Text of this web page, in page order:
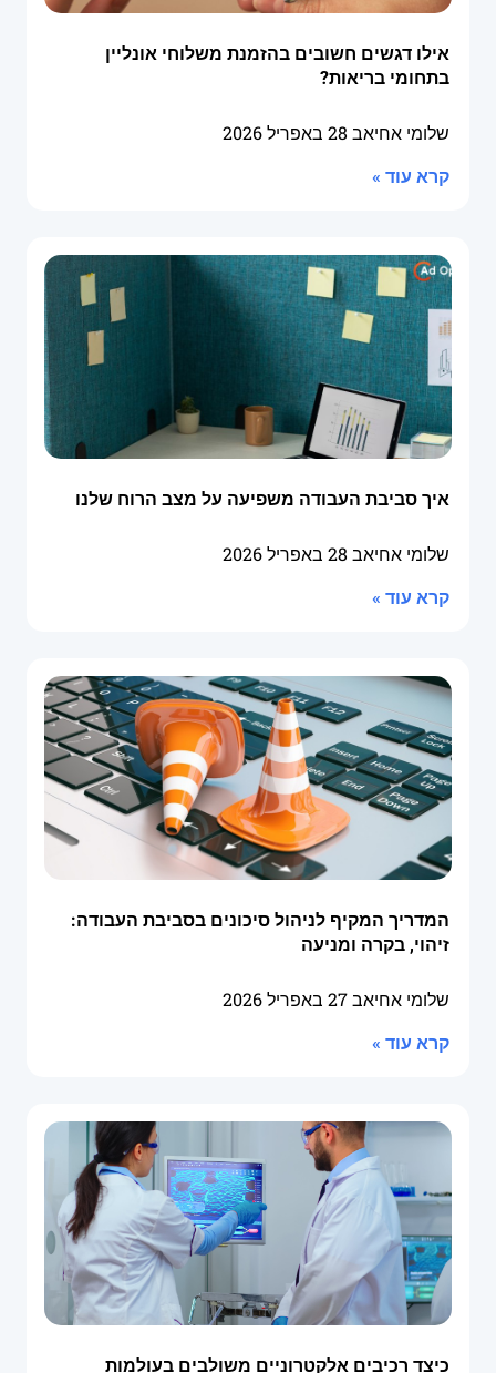
אילו דגשים חשובים בהזמנת משלוחי אונליין
בתחומי בריאות?
שלומי אחיאב 28 באפריל 2026
קרא עוד »
איך סביבת העבודה משפיעה על מצב הרוח שלנו
שלומי אחיאב 28 באפריל 2026
קרא עוד »
המדריך המקיף לניהול סיכונים בסביבת העבודה:
זיהוי, בקרה ומניעה
שלומי אחיאב27 באפריל 2026
קרא עוד »
כיצד רכיבים אלקטרוניים משולבים בעולמות